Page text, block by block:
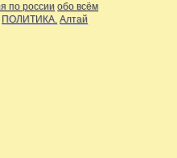
по россии обо всём
ПОЛИТИКА. Алтай